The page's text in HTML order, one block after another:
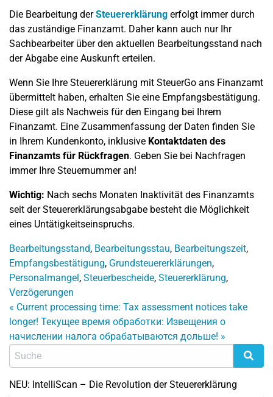
Die Bearbeitung derSteuererklärung erfolgt immer durch
das zuständige Finanzamt. Daher kann auch nur Ihr
Sachbearbeiter über den aktuellen Bearbeitungsstand nach
der Abgabe eine Auskunft erteilen.
Wenn Sie Ihre Steuererklärung mit SteuerGo ans Finanzamt
übermittelt haben, erhalten Sie eine Empfangsbestätigung.
Diese gilt als Nachweis für den Eingang bei Ihrem
Finanzamt. Eine Zusammenfassung der Daten finden Sie
in Ihrem Kundenkonto, inklusive Kontaktdaten des
Finanzamts für Rückfragen. Geben Sie bei Nachfragen
immer Ihre Steuernummer an!
Wichtig: Nach sechs Monaten Inaktivität des Finanzamts
seit der Steuererklärungsabgabe besteht die Möglichkeit
eines Untätigkeitseinspruchs.
Bearbeitungsstand, Bearbeitungsstau, Bearbeitungszeit,
Empfangsbestätigung, Grundsteuererklärungen,
Personalmangel, Steuerbescheide, Steuererklärung,
Verzögerungen
« Current processing time: Tax assessment notices take
longer! Текущее время обработки: Извещения о
начислении налога обрабатываются дольше! »
NEU: IntelliScan – Die Revolution der Steuererklärung